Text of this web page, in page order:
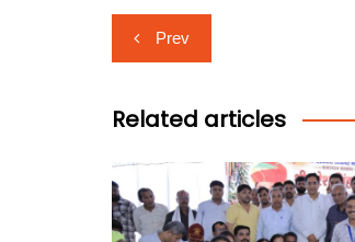
Post
navigation
Prev
Related articles